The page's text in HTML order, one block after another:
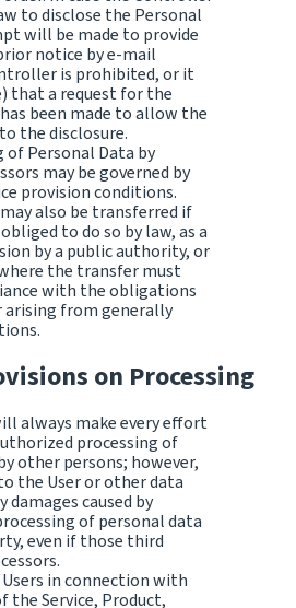
to disclose the Personal
will be made to provide
notice by e-mail
is prohibited, or it
that a request for the
been made to allow the
the disclosure.
of Personal Data by
may be governed by
provision conditions.
also be transferred if
to do so by law, as a
by a public authority, or
the transfer must
with the obligations
arising from generally
on Processing
always make every effort
processing of
other persons; however,
the User or other data
damages caused by
of personal data
even if those third
in connection with
the Service, Product,